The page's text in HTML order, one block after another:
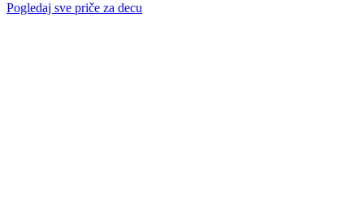
Pogledaj sve priče za decu